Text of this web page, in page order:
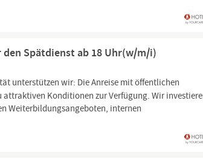
Spätdienst ab 18 Uhr(w/m/i)
unterstützen wir: Die Anreise mit öffentlichen
attraktiven Konditionen zur Verfügung. Wir
Weiterbildungsangeboten, internen